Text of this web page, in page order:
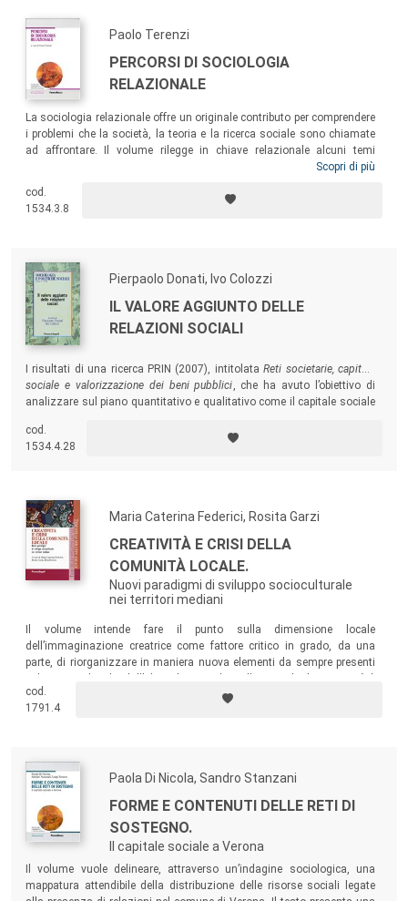
Paolo Terenzi
PERCORSI DI SOCIOLOGIA
RELAZIONALE
La sociologia relazionale offre un originale contributo per comprendere
i problemi che la società, la teoria e la ricerca sociale sono chiamate
ad affrontare. Il volume rilegge in chiave relazionale alcuni temi
fondamentali della sociologia: il concetto di relazione sociale; il ruolo
cultura nelle trasformazioni sociali; la morfogenesi della famiglia;
l’analisi delle reti sociali.
Scopri di più
cod.
1534.3.8
Pierpaolo Donati, Ivo Colozzi
IL VALORE AGGIUNTO DELLE
RELAZIONI SOCIALI
I risultati di una ricerca PRIN (2007), intitolataReti societarie, capitale
sociale e valorizzazione dei beni pubblici , che ha avuto l’obiettivo di
analizzare sul piano quantitativo e qualitativo come il capitale sociale
indicazioni su come intendere e misurare il capitale sociale e i beni che
esso produce.
cod.
1534.4.28
Maria Caterina Federici, Rosita Garzi
CREATIVITÀ E CRISI DELLA
COMUNITÀ LOCALE.
Nuovi paradigmi di sviluppo socioculturale
nei territori mediani
Il volume intende fare il punto sulla dimensione locale
dell’immaginazione creatrice come fattore critico in grado, da una
parte, di riorganizzare in maniera nuova elementi da sempre presenti
chiamata ad affrontare nella società contemporanea.
cod.
1791.4
Paola Di Nicola, Sandro Stanzani
FORME E CONTENUTI DELLE RETI DI
SOSTEGNO.
Il capitale sociale a Verona
Il volume vuole delineare, attraverso un’indagine sociologica, una
mappatura attendibile della distribuzione delle risorse sociali legate